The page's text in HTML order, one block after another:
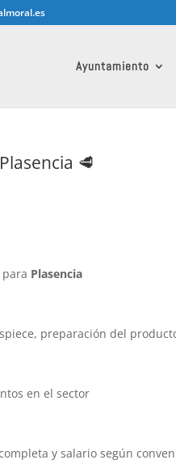
Ayuntamiento
🥩
para Plasencia
preparación del
en el sector
y salario según